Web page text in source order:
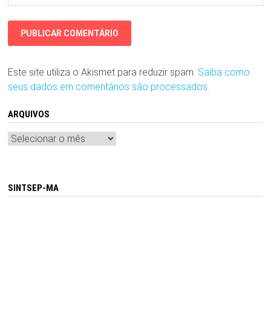
Este site utiliza o Akismet para reduzir spam. Saiba como
seus dados em comentários são processados.
ARQUIVOS
Arquivos
SINTSEP-MA